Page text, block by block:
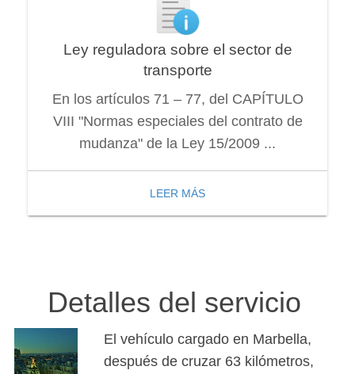
Ley reguladora sobre el sector de
transporte
En los artículos 71 – 77, del CAPÍTULO
VIII "Normas especiales del contrato de
mudanza" de la Ley 15/2009 ...
LEER MÁS
Detalles del servicio
El vehículo cargado en Marbella,
después de cruzar 63 kilómetros,